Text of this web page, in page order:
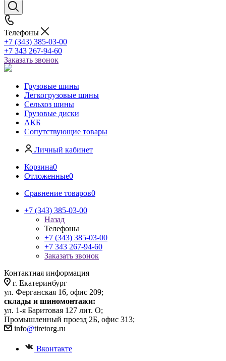
Телефоны
+7 (343) 385-03-00
+7 343 267-94-60
Заказать звонок
Грузовые шины
Легкогрузовые шины
Сельхоз шины
Грузовые диски
АКБ
Сопутствующие товары
Личный кабинет
Корзина0
Отложенные0
Сравнение товаров0
+7 (343) 385-03-00
Назад
Телефоны
+7 (343) 385-03-00
+7 343 267-94-60
Заказать звонок
Контактная информация
г. Екатеринбург
ул. Ферганская 16, офис 209;
склады и шиномонтажи:
ул. 1-я Баритовая 127 лит. О;
Промышленный проезд 2Б, офис 313;
info@tiretorg.ru
Вконтакте